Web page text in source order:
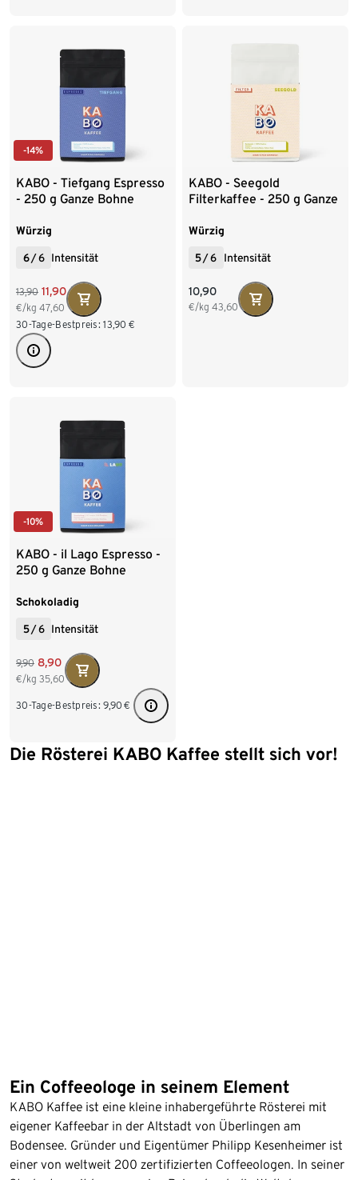
-14%
KABO - Tiefgang Espresso
- 250 g Ganze Bohne
Würzig
6 /6 Intensität
13,90 11,90
€/kg 47,60
30-Tage-Bestpreis: 13,90 €
KABO - Seegold
Filterkaffee - 250 g Ganze
Würzig
5/6 Intensität
10,90
€/kg 43,60
-10%
KABO - il Lago Espresso -
250 g Ganze Bohne
Schokoladig
5 /6 Intensität
9,90 8,90
€/kg 35,60
30-Tage-Bestpreis: 9,90 €
Die Rösterei KABO Kaffee stellt sich vor!
Ein Coffeeologe in seinem Element
KABO Kaffee ist eine kleine inhabergeführte Rösterei mit
eigener Kaffeebar in der Altstadt von Überlingen am
Bodensee. Gründer und Eigentümer Philipp Kesenheimer ist
einer von weltweit 200 zertifizierten Coffeeologen. In seiner